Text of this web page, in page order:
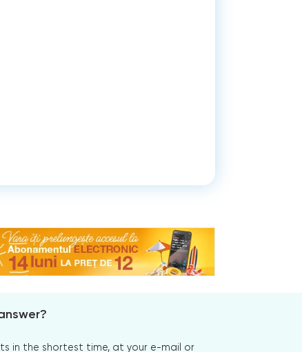
in the shortest time, at your e-mail or